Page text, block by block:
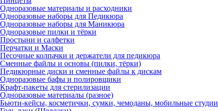
Одноразовые материалы и расходники
Одноразовые наборы для Педикюра
Одноразовые наборы для Маникюра
Одноразовые пилки и тёрки
Простыни и салфетки
Перчатки и Маски
Песочные колпачки и держатели для педикюра
Cменные файлы и основы (пилки, тёрки)
Педикюрные диски и сменные файлы к дискам
Одноразовые бафы и полировщики
Крафт-пакеты для стерилизации
Одноразовые материалы (разное)
Бьюти-кейсы, косметички, сумки, чемоданы, мобильные студии